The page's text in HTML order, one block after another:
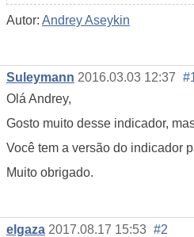
Autor: Andrey Aseykin
Suleymann 2016.03.03 12:37
Olá Andrey,
Gosto muito desse indicador,
Você tem a versão do indicador
Muito obrigado.
elgaza 2017.08.17 15:53 #2